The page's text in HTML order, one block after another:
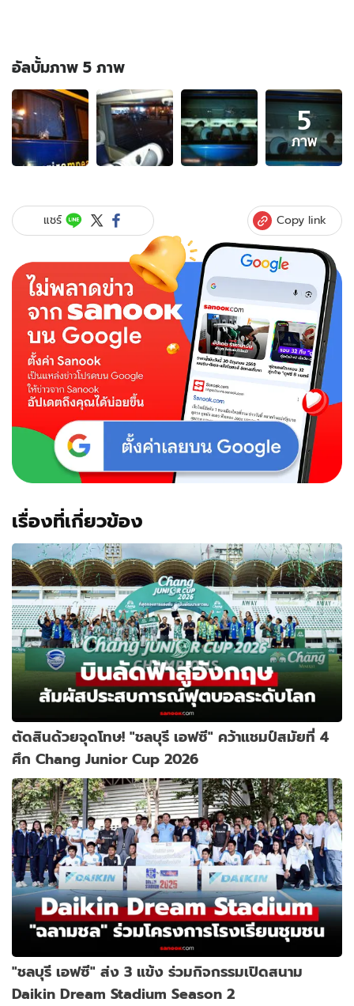
อัลบั้มภาพ 5 ภาพ
อัลบั้ม
ภาพ
5
ภาพ
ของ
แฟน
บอล
ปา
ของ
บุรีรัมย์
5
ภาพ
แชร์ Copy link
เรื่องที่เกี่ยวข้อง
ตัดสินด้วยจุดโทษ! "ชลบุรี เอฟซี" คว้าแชมป์สมัยที่ 4
ศึก Chang Junior Cup 2026
"ชลบุรี เอฟซี" ส่ง 3 แข้ง ร่วมกิจกรรมเปิดสนาม
Daikin Dream Stadium Season 2